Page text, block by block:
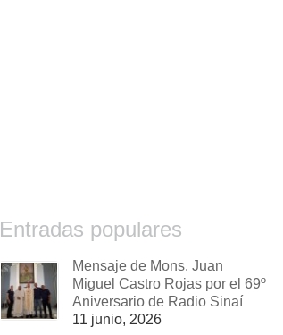
Entradas populares
Mensaje de Mons. Juan
Miguel Castro Rojas por el 69º
Aniversario de Radio Sinaí
11 junio, 2026